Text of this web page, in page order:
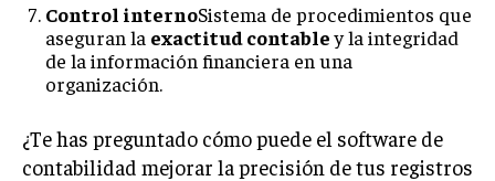
Control internoSistema de procedimientos que
aseguran la exactitud contabley la integridad
de la información financiera en una
organización.
¿Te has preguntado cómo puede el software de
contabilidad mejorar la precisión de tus registros